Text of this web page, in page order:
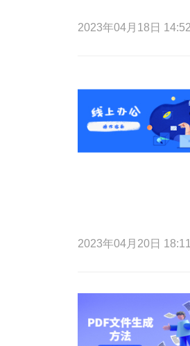
2023年04月18日 14:52
2023年04月20日 18:11